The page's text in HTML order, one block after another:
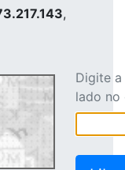
,
Digite
lado no